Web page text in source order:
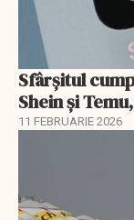
Sfârșitul
Shein și
11 FEBRUARIE 2026